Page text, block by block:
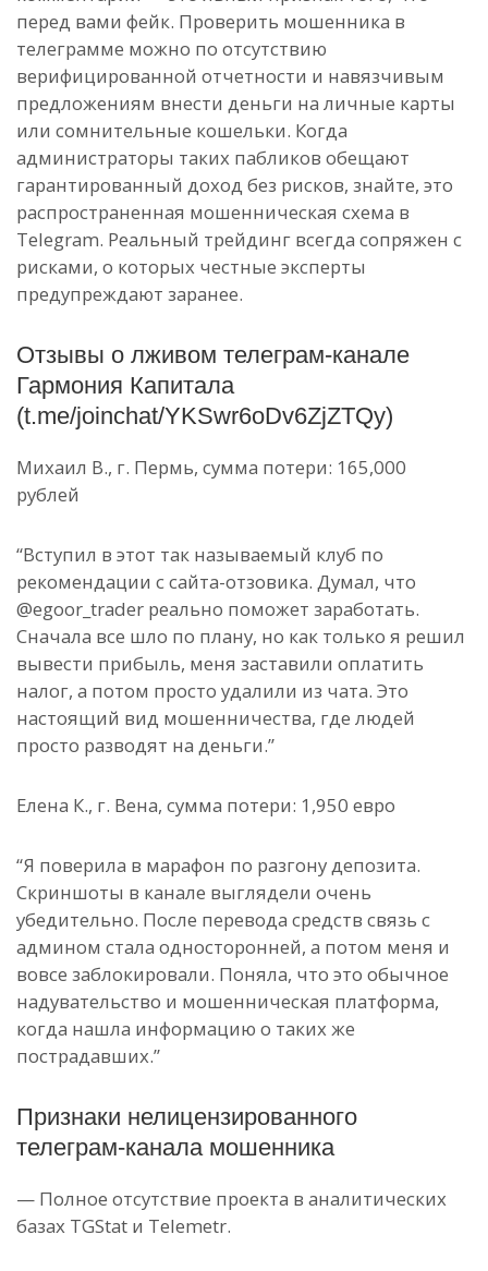
перед вами фейк. Проверить мошенника в
телеграмме можно по отсутствию
верифицированной отчетности и навязчивым
предложениям внести деньги на личные карты
или сомнительные кошельки. Когда
администраторы таких пабликов обещают
гарантированный доход без рисков, знайте, это
распространенная мошенническая схема в
Telegram. Реальный трейдинг всегда сопряжен с
рисками, о которых честные эксперты
предупреждают заранее.
Отзывы о лживом телеграм-канале
Гармония Капитала
(t.me/joinchat/YKSwr6oDv6ZjZTQy)
Михаил В., г. Пермь, сумма потери: 165,000
рублей
“Вступил в этот так называемый клуб по
рекомендации с сайта-отзовика. Думал, что
@egoor_trader реально поможет заработать.
Сначала все шло по плану, но как только я решил
вывести прибыль, меня заставили оплатить
налог, а потом просто удалили из чата. Это
настоящий вид мошенничества, где людей
просто разводят на деньги.”
Елена К., г. Вена, сумма потери: 1,950 евро
“Я поверила в марафон по разгону депозита.
Скриншоты в канале выглядели очень
убедительно. После перевода средств связь с
админом стала односторонней, а потом меня и
вовсе заблокировали. Поняла, что это обычное
надувательство и мошенническая платформа,
когда нашла информацию о таких же
пострадавших.”
Признаки нелицензированного
телеграм-канала мошенника
— Полное отсутствие проекта в аналитических
базах TGStat и Telemetr.